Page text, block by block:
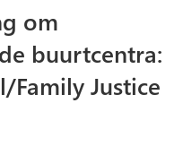
om
buurtcentra:
Family Justice